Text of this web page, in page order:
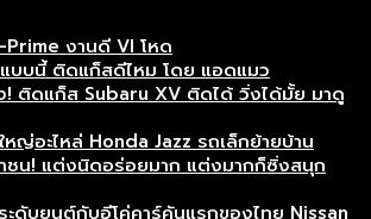
Prime งานดี VI โหด
บบนี้ ติดแก็สดีไหม โดย แอดแมว
! ติดแก็ส Subaru XV ติดได้ วิ่งได้มั้ย มาดู
หญ่อะไหล่ Honda Jazz รถเล็กย้ายบ้าน
ชน! แต่งนิดอร่อยมาก แต่งมากก็ซิ่งสนุก
ะดับยนต์กับอีโค่คาร์คันแรกของไทย Nissan